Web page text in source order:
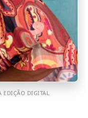
EDIÇÃO DIGITAL